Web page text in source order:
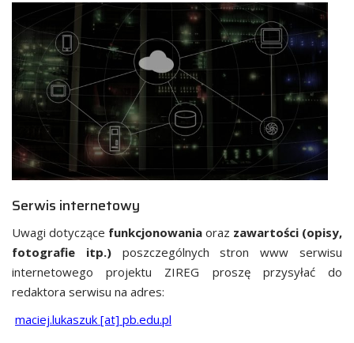
Serwis internetowy
Uwagi dotyczące funkcjonowania oraz zawartości (opisy,
fotografie itp.)poszczególnych stron www serwisu
internetowego projektu ZIREG proszę przysyłać do
redaktora serwisu na adres:
maciej.lukaszuk [at] pb.edu.pl